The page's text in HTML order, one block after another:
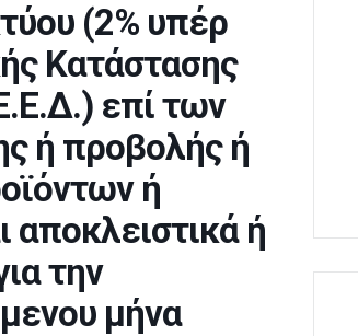
(2% υπέρ
Κατάστασης
επί των
ή προβολής ή
ή
αποκλειστικά ή
την
μήνα